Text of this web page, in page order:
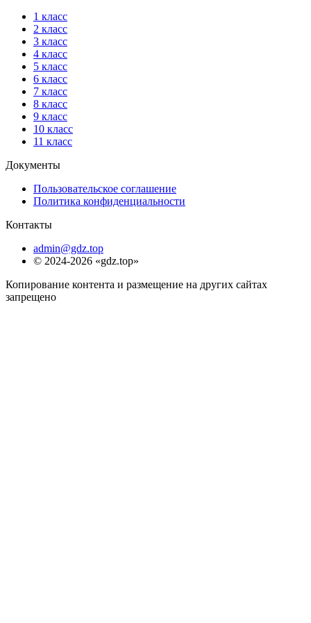
1 класс
2 класс
3 класс
4 класс
5 класс
6 класс
7 класс
8 класс
9 класс
10 класс
11 класс
Документы
Пользовательское соглашение
Политика конфиденциальности
Контакты
admin@gdz.top
© 2024-2026 «gdz.top»
Копирование контента и размещение на других сайтах
запрещено